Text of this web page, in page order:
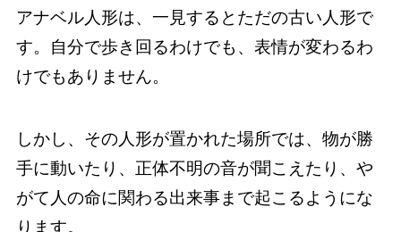
アナベル人形は、一見するとただの古い人形で
す。自分で歩き回るわけでも、表情が変わるわ
けでもありません。
しかし、その人形が置かれた場所では、物が勝
手に動いたり、正体不明の音が聞こえたり、や
がて人の命に関わる出来事まで起こるようにな
ります。